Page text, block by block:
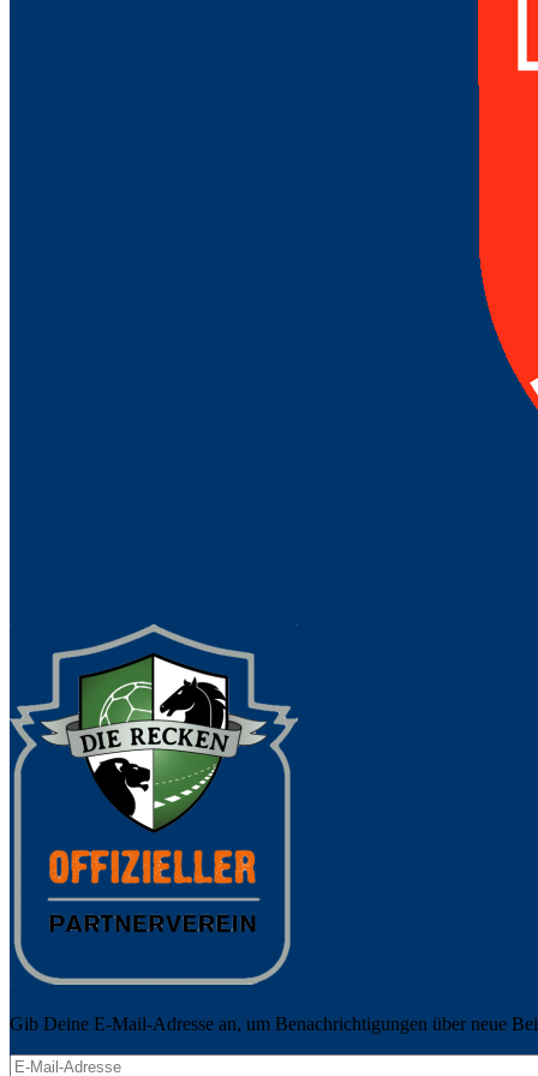
Gib Deine E-Mail-Adresse an, um Benachrichtigungen über neue
E-